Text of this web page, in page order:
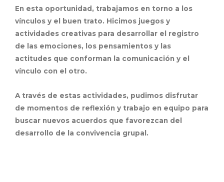
En esta oportunidad, trabajamos en torno a los
vínculos y el buen trato. Hicimos juegos y
actividades creativas para desarrollar el registro
de las emociones, los pensamientos y las
actitudes que conforman la comunicación y el
vínculo con el otro.
A través de estas actividades, pudimos disfrutar
de momentos de reflexión y trabajo en equipo para
buscar nuevos acuerdos que favorezcan del
desarrollo de la convivencia grupal.